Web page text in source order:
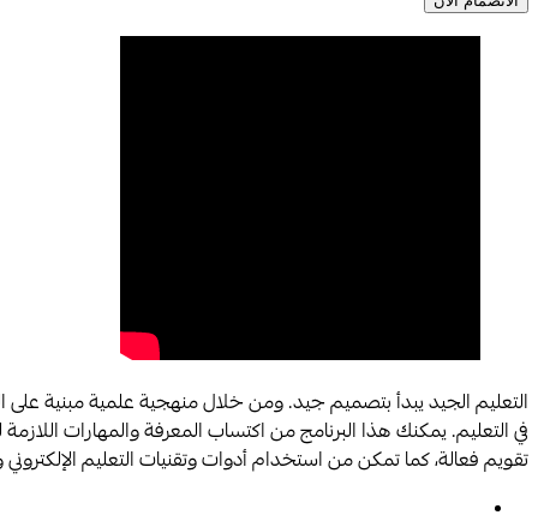
التعليم الجيد يبدأ بتصميم جيد. ومن خلال منهجية علمية مبنية
في التعليم. يمكنك هذا البرنامج من اكتساب المعرفة والمهارات
تقويم فعالة، كما تمكن من استخدام أدوات وتقنيات التعليم